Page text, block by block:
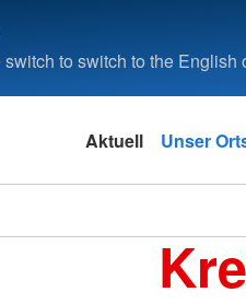
to switch to the English
Aktuell Unser